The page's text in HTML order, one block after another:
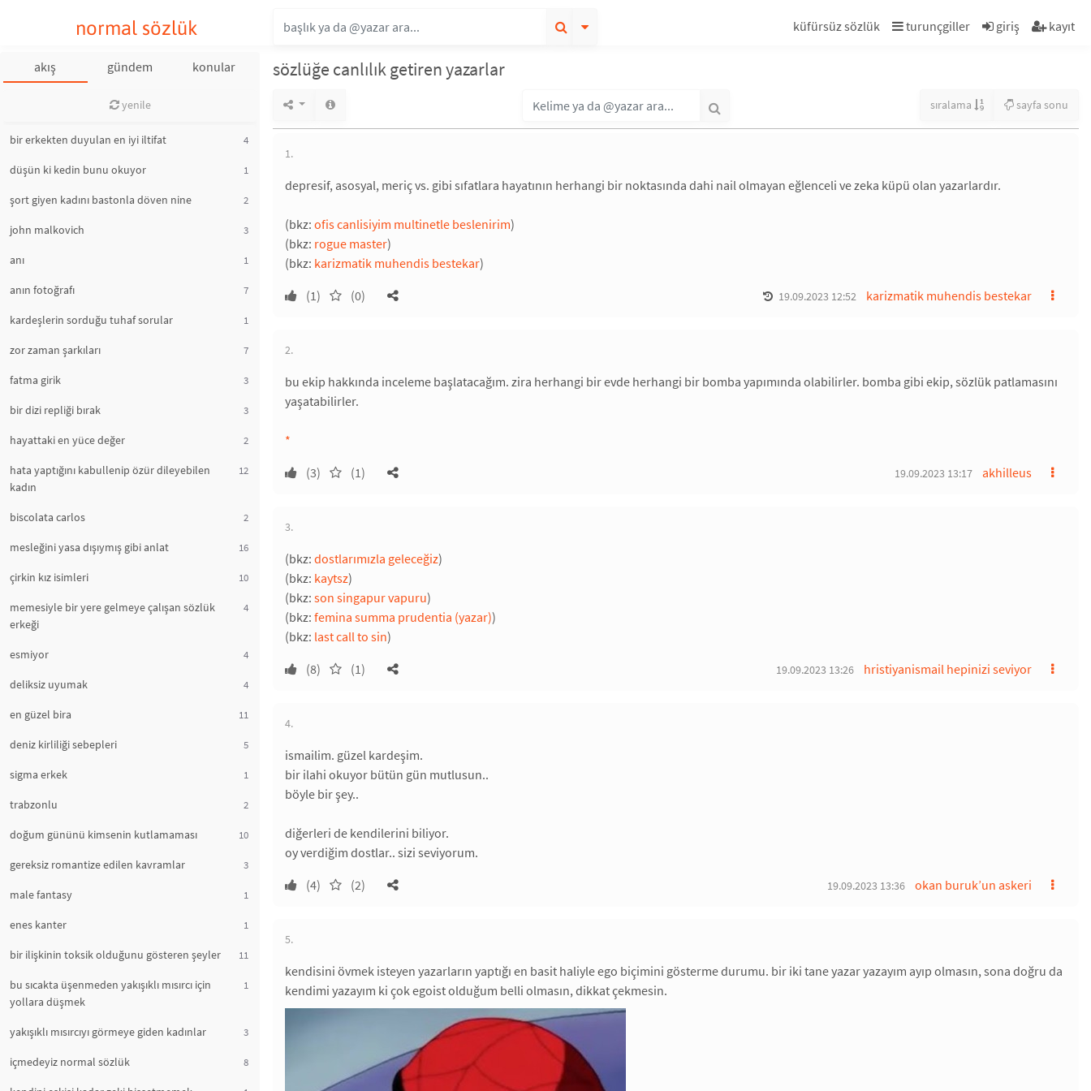
normal sözlük küfürsüz sözlük turunçgiller giriş kayıt
akış gündem konular
yenile
bir erkekten duyulan en iyi iltifat 4
düşün ki kedin bunu okuyor 1
şort giyen kadını bastonla döven nine 2
john malkovich 3
anı 1
anın fotoğrafı 7
kardeşlerin sorduğu tuhaf sorular 1
zor zaman şarkıları 7
fatma girik 3
bir dizi repliği bırak 3
hayattaki en yüce değer 2
hata yaptığını kabullenip özür dileyebilen
kadın
12
biscolata carlos 2
mesleğini yasa dışıymış gibi anlat 16
çirkin kız isimleri 10
memesiyle bir yere gelmeye çalışan sözlük
erkeği
4
esmiyor 4
deliksiz uyumak 4
en güzel bira 11
deniz kirliliği sebepleri 5
sigma erkek 1
trabzonlu 2
doğum gününü kimsenin kutlamaması 10
gereksiz romantize edilen kavramlar 3
male fantasy 1
enes kanter 1
bir ilişkinin toksik olduğunu gösteren şeyler 11
bu sıcakta üşenmeden yakışıklı mısırcı için
yollara düşmek
1
yakışıklı mısırcıyı görmeye giden kadınlar 3
içmedeyiz normal sözlük 8
sözlüğe canlılık getiren yazarlar
sıralama sayfa sonu
1.
depresif, asosyal, meriç vs. gibi sıfatlara hayatının herhangi bir noktasında dahi nail olmayan eğlenceli ve zeka küpü olan yazarlardır.
(bkz: ofis canlisiyim multinetle beslenirim)
(bkz: rogue master)
(bkz: karizmatik muhendis bestekar)
(1)
(0) karizmatik muhendis bestekar
19.09.2023 12:52
2.
bu ekip hakkında inceleme başlatacağım. zira herhangi bir evde herhangi bir bomba yapımında olabilirler. bomba gibi ekip, sözlük patlamasını
yaşatabilirler.
*
(3)
(1) akhilleus
19.09.2023 13:17
3.
(bkz: dostlarımızla geleceğiz)
(bkz: kaytsz)
(bkz: son singapur vapuru)
(bkz: femina summa prudentia (yazar))
(bkz: last call to sin)
(8)
(1) hristiyanismail hepinizi seviyor
19.09.2023 13:26
4.
ismailim. güzel kardeşim.
bir ilahi okuyor bütün gün mutlusun..
böyle bir şey..
diğerleri de kendilerini biliyor.
oy verdiğim dostlar.. sizi seviyorum.
(4)
(2) okan buruk’un askeri
19.09.2023 13:36
5.
kendisini övmek isteyen yazarların yaptığı en basit haliyle ego biçimini gösterme durumu. bir iki tane yazar yazayım ayıp olmasın, sona doğru da
kendimi yazayım ki çok egoist olduğum belli olmasın, dikkat çekmesin.